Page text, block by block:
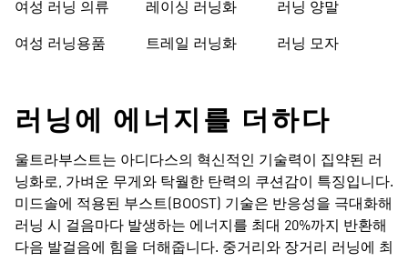
여성 러닝 의류
여성 러닝용품
레이싱 러닝화
트레일 러닝화
러닝 양말
러닝 모자
러닝에 에너지를 더하다​
울트라부스트는 아디다스의 혁신적인 기술력이 집약된 러
닝화로, 가벼운 무게와 탁월한 탄력의 쿠션감이 특징입니다.
미드솔에 적용된 부스트(BOOST) 기술은 반응성을 극대화해
러닝 시 걸음마다 발생하는 에너지를 최대 20%까지 반환해
다음 발걸음에 힘을 더해줍니다. 중거리와 장거리 러닝에 최